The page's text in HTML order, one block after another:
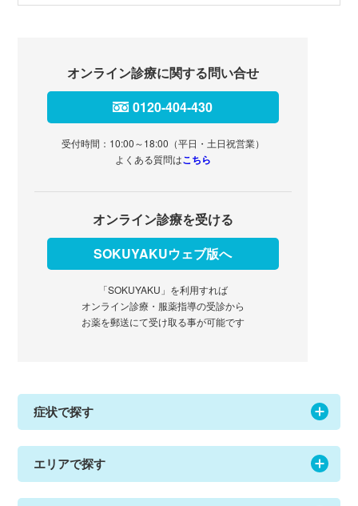
オンライン診療に関する問い合せ
0120-404-430
受付時間：10:00～18:00（平日・土日祝営業）
よくある質問はこちら
オンライン診療を受ける
SOKUYAKUウェブ版へ
「SOKUYAKU」を利用すれば
オンライン診療・服薬指導の受診から
お薬を郵送にて受け取る事が可能です
症状で探す
エリアで探す